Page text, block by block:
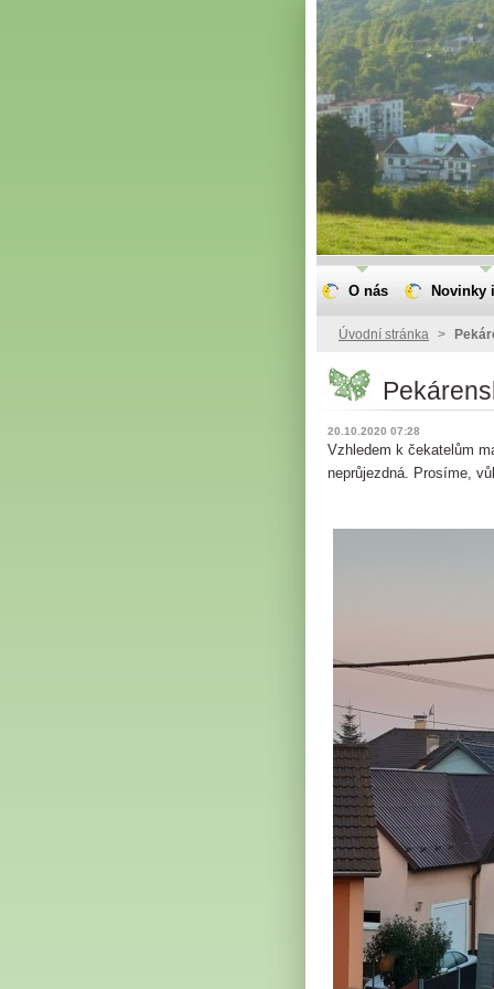
Úvodní stránka >
20.10.2020 07:28
Vzhledem k čekatelům
neprůjezdná. Prosíme,
O nás Novinky